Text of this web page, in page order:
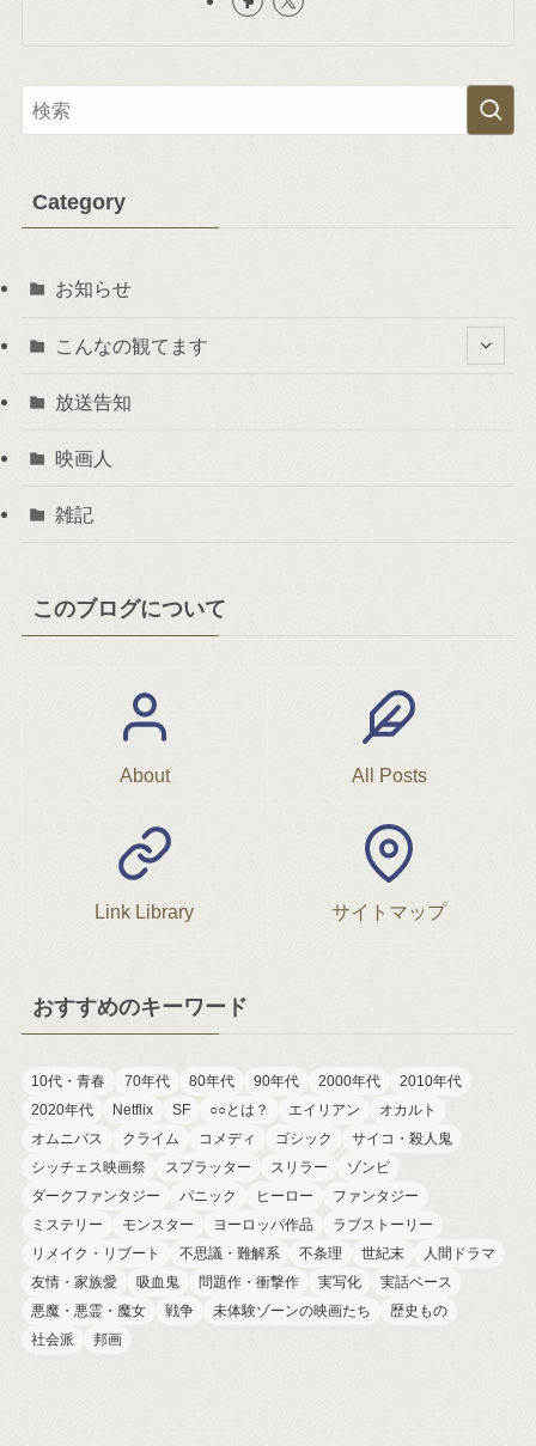
Category
お知らせ
こんなの観てます
放送告知
映画人
雑記
このブログについて
About All Posts
Link Library サイトマップ
おすすめのキーワード
10代・青春 70年代 80年代 90年代 2000年代
2010年代
2020年代
Netflix SF ○○とは？ エイリアン
オカルト
オムニバス
クライム コメディ ゴシック
サイコ・殺人鬼
シッチェス映画祭
スプラッター スリラー
ゾンビ
ダークファンタジー
パニック ヒーロー
ファンタジー
ミステリー
モンスター ヨーロッパ作品
ラブストーリー
リメイク・リブート
不思議・難解系 不条理 世紀末
人間ドラマ
友情・家族愛
吸血鬼 問題作・衝撃作 実写化
実話ベース
悪魔・悪霊・魔女
戦争 未体験ゾーンの映画たち
歴史もの
社会派
邦画